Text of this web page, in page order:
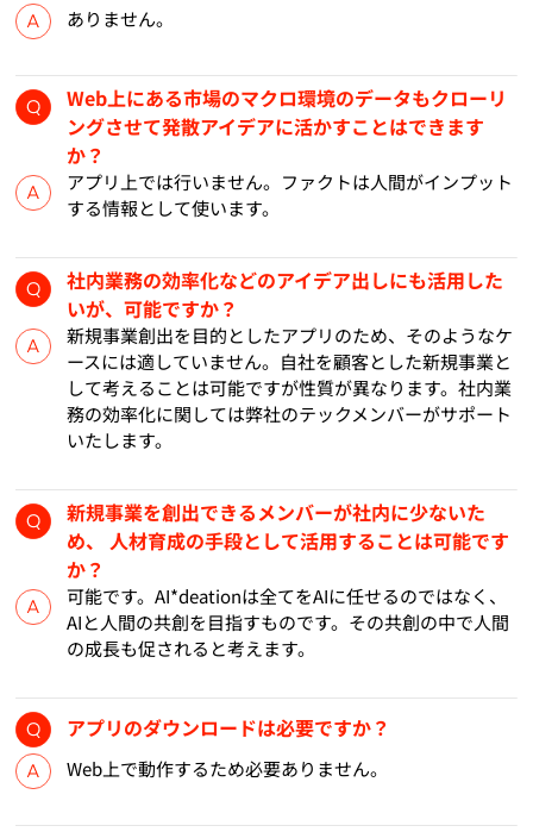
ありません。
Web上にある市場のマクロ環境のデータもクローリ
ングさせて発散アイデアに活かすことはできます
か？
アプリ上では行いません。ファクトは人間がインプット
する情報として使います。
社内業務の効率化などのアイデア出しにも活用した
いが、可能ですか？
新規事業創出を目的としたアプリのため、そのようなケ
ースには適していません。自社を顧客とした新規事業と
して考えることは可能ですが性質が異なります。社内業
務の効率化に関しては弊社のテックメンバーがサポート
いたします。
新規事業を創出できるメンバーが社内に少ないた
め、 人材育成の手段として活用することは可能です
か？
可能です。AI*deationは全てをAIに任せるのではなく、
AIと人間の共創を目指すものです。その共創の中で人間
の成長も促されると考えます。
アプリのダウンロードは必要ですか？
Web上で動作するため必要ありません。